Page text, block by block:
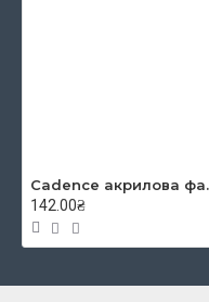
Cadence
142.00₴